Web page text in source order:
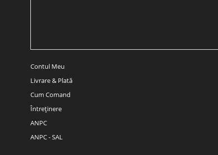
Contul Meu
Livrare & Plată
Cum Comand
Întreținere
ANPC
ANPC - SAL